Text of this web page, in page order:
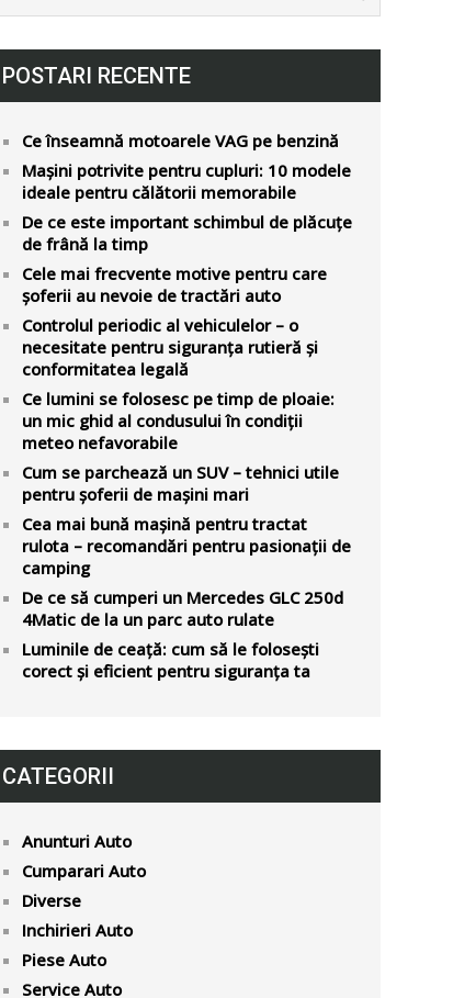
POSTARI RECENTE
Ce înseamnă motoarele VAG pe benzină
Mașini potrivite pentru cupluri: 10 modele
ideale pentru călătorii memorabile
De ce este important schimbul de plăcuțe
de frână la timp
Cele mai frecvente motive pentru care
șoferii au nevoie de tractări auto
Controlul periodic al vehiculelor – o
necesitate pentru siguranța rutieră și
conformitatea legală
Ce lumini se folosesc pe timp de ploaie:
un mic ghid al condusului în condiții
meteo nefavorabile
Cum se parchează un SUV – tehnici utile
pentru șoferii de mașini mari
Cea mai bună mașină pentru tractat
rulota – recomandări pentru pasionații de
camping
De ce să cumperi un Mercedes GLC 250d
4Matic de la un parc auto rulate
Luminile de ceață: cum să le folosești
corect și eficient pentru siguranța ta
CATEGORII
Anunturi Auto
Cumparari Auto
Diverse
Inchirieri Auto
Piese Auto
Service Auto